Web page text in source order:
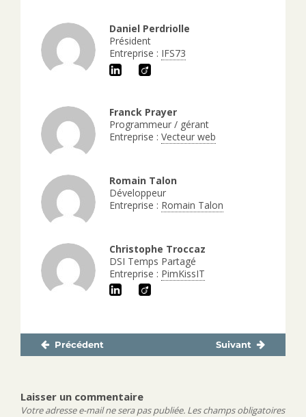
Daniel Perdriolle
Président
Entreprise : IFS73
Franck Prayer
Programmeur / gérant
Entreprise : Vecteur web
Romain Talon
Développeur
Entreprise : Romain Talon
Christophe Troccaz
DSI Temps Partagé
Entreprise : PimKissIT
NavigationPrécédent
Publication
Suivant
Publication
Laisser un commentaire
Votre adresse e-mail ne sera pas publiée. Les champs obligatoires